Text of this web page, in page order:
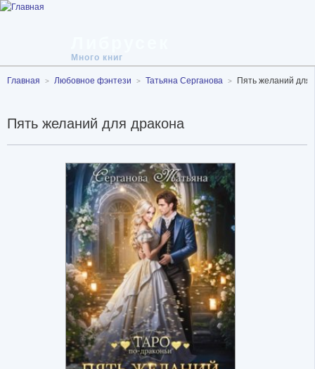
Много книг
Главная Любовное фэнтези Татьяна Серганова Пять желаний для
Пять желаний для дракона